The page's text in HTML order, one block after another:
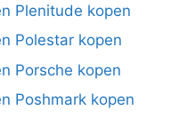
Plenitude kopen
Polestar kopen
Porsche kopen
Poshmark kopen